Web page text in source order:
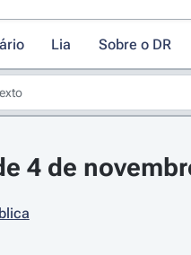
Lia Sobre o DR
4 de